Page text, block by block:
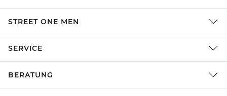
STREET ONE MEN
SERVICE
BERATUNG